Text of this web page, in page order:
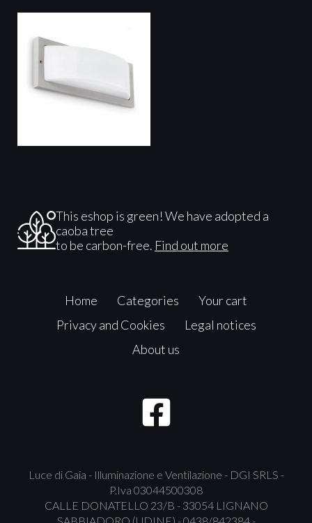
This eshop is green! We have adopted a
caoba tree
to be carbon-free. Find out more
Home Categories
Your cart
Privacy and Cookies
Legal notices
About us
Luce di Gaia - Illuminazione e Ventilazione - DGI SRLS -
P.Iva 03044500308
CALLE DONATELLO 23/B - 33054 LIGNANO